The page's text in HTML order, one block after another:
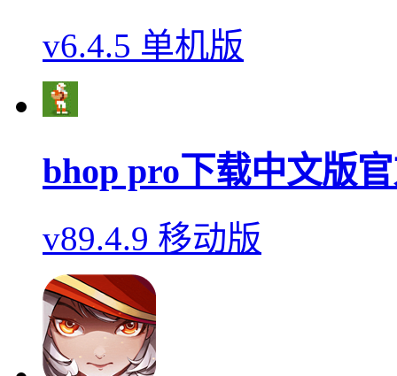
v6.4.5 单机版
bhop pro下载中文版
v89.4.9 移动版